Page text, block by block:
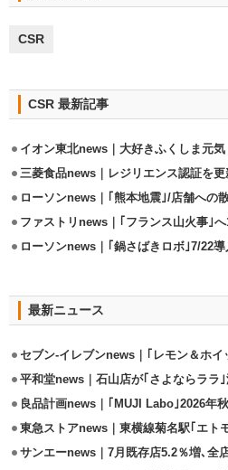
CSR
CSR 最新記事
三菱食品news｜レジリエンス認証を
最新ニュース
サンエーnews｜7月既存店5.2％増､全